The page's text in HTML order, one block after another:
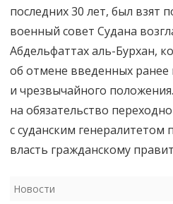
последних 30 лет, был взят
военный совет Судана
Абдельфаттах аль-Бурхан,
об отмене введенных ранее
и чрезвычайного
на обязательство
с суданским
власть гражданскому
Новости